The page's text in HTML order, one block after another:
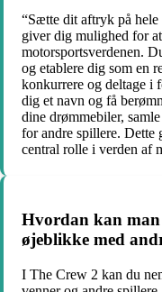
“Sætte dit aftryk på hele
giver dig mulighed for
motorsportsverdenen.
og etablere dig som en
konkurrere og deltage i
dig et navn og få
dine drømmebiler,
for andre spillere. Dette
central rolle i verden af
Hvordan kan man
øjeblikke med
I The Crew 2 kan du